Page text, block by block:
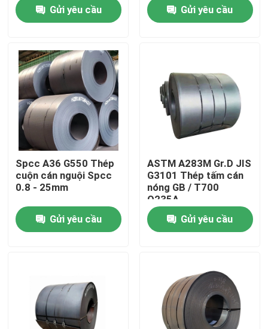
Về chúng tôi
Địa chỉ liên hệ
Sản phẩm
Bộ phận lò hơi
Bộ phận lò hơi than
tấm thép carbon
Ống hợp kim liền mạch
Ống nồi hơi áp suất cao
Gửi yêu cầu
Gửi yêu cầu
Spcc A36 G550 Thép
cuộn cán nguội Spcc
0.8 - 25mm
Gửi yêu cầu
ASTM A283M Gr.D JIS
G3101 Thép tấm cán
nóng GB / T700
Q235A
Gửi yêu cầu